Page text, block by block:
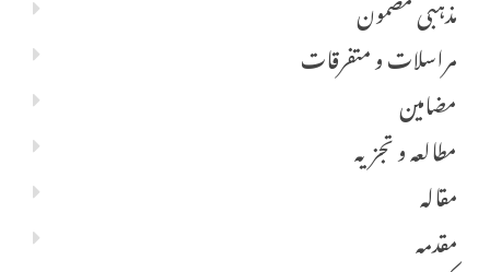
مراسلات و متفرقات
مضامین
مطالعہ و تجزیہ
مقالہ
مقدمہ